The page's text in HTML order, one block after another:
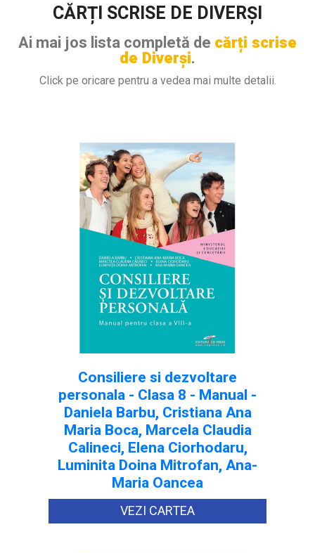
CĂRȚI SCRISE DE DIVERȘI
Ai mai jos lista completă de cărți scrise
de Diverși.
Click pe oricare pentru a vedea mai multe detalii.
Consiliere si dezvoltare
personala - Clasa 8 - Manual -
Daniela Barbu, Cristiana Ana
Maria Boca, Marcela Claudia
Calineci, Elena Ciorhodaru,
Luminita Doina Mitrofan, Ana-
Maria Oancea
VEZI CARTEA